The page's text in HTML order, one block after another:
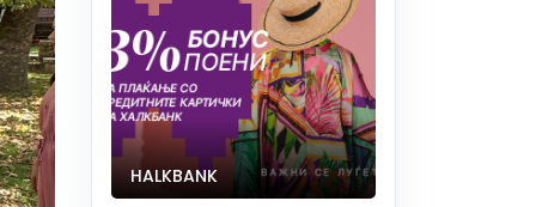
HALKBANK